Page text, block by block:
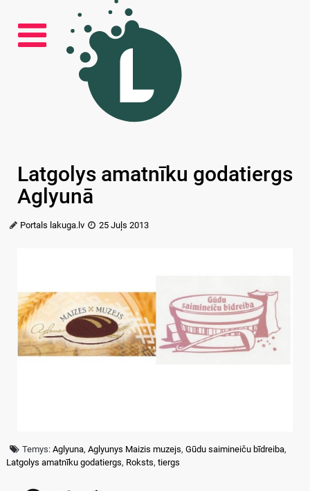
Latgolys amatnīku godatiergs
Aglyunā
Portals lakuga.lv 25 Juļs 2013
Temys:Aglyuna,Aglyunys Maizis muzejs,Gūdu saimineiču bīdreiba,
Latgolys amatnīku godatiergs, Roksts, tiergs